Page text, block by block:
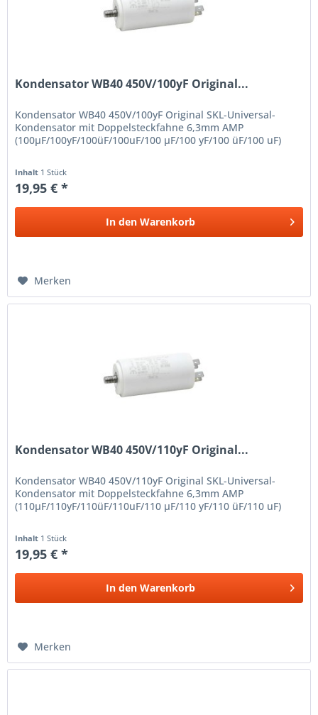
Kondensator WB40 450V/100yF Original...
Kondensator WB40 450V/100yF Original SKL-Universal-
Kondensator mit Doppelsteckfahne 6,3mm AMP
(100µF/100yF/100üF/100uF/100 µF/100 yF/100 üF/100 uF)
Inhalt 1 Stück
19,95 € *
In den Warenkorb
Merken
Kondensator WB40 450V/110yF Original...
Kondensator WB40 450V/110yF Original SKL-Universal-
Kondensator mit Doppelsteckfahne 6,3mm AMP
(110µF/110yF/110üF/110uF/110 µF/110 yF/110 üF/110 uF)
Inhalt 1 Stück
19,95 € *
In den Warenkorb
Merken